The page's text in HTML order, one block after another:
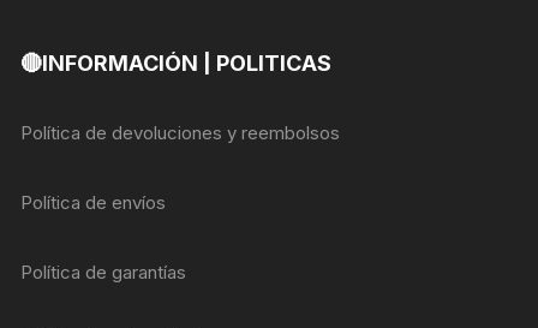
🔴INFORMACIÓN | POLITICAS
Política de devoluciones y reembolsos
Política de envíos
Política de garantías